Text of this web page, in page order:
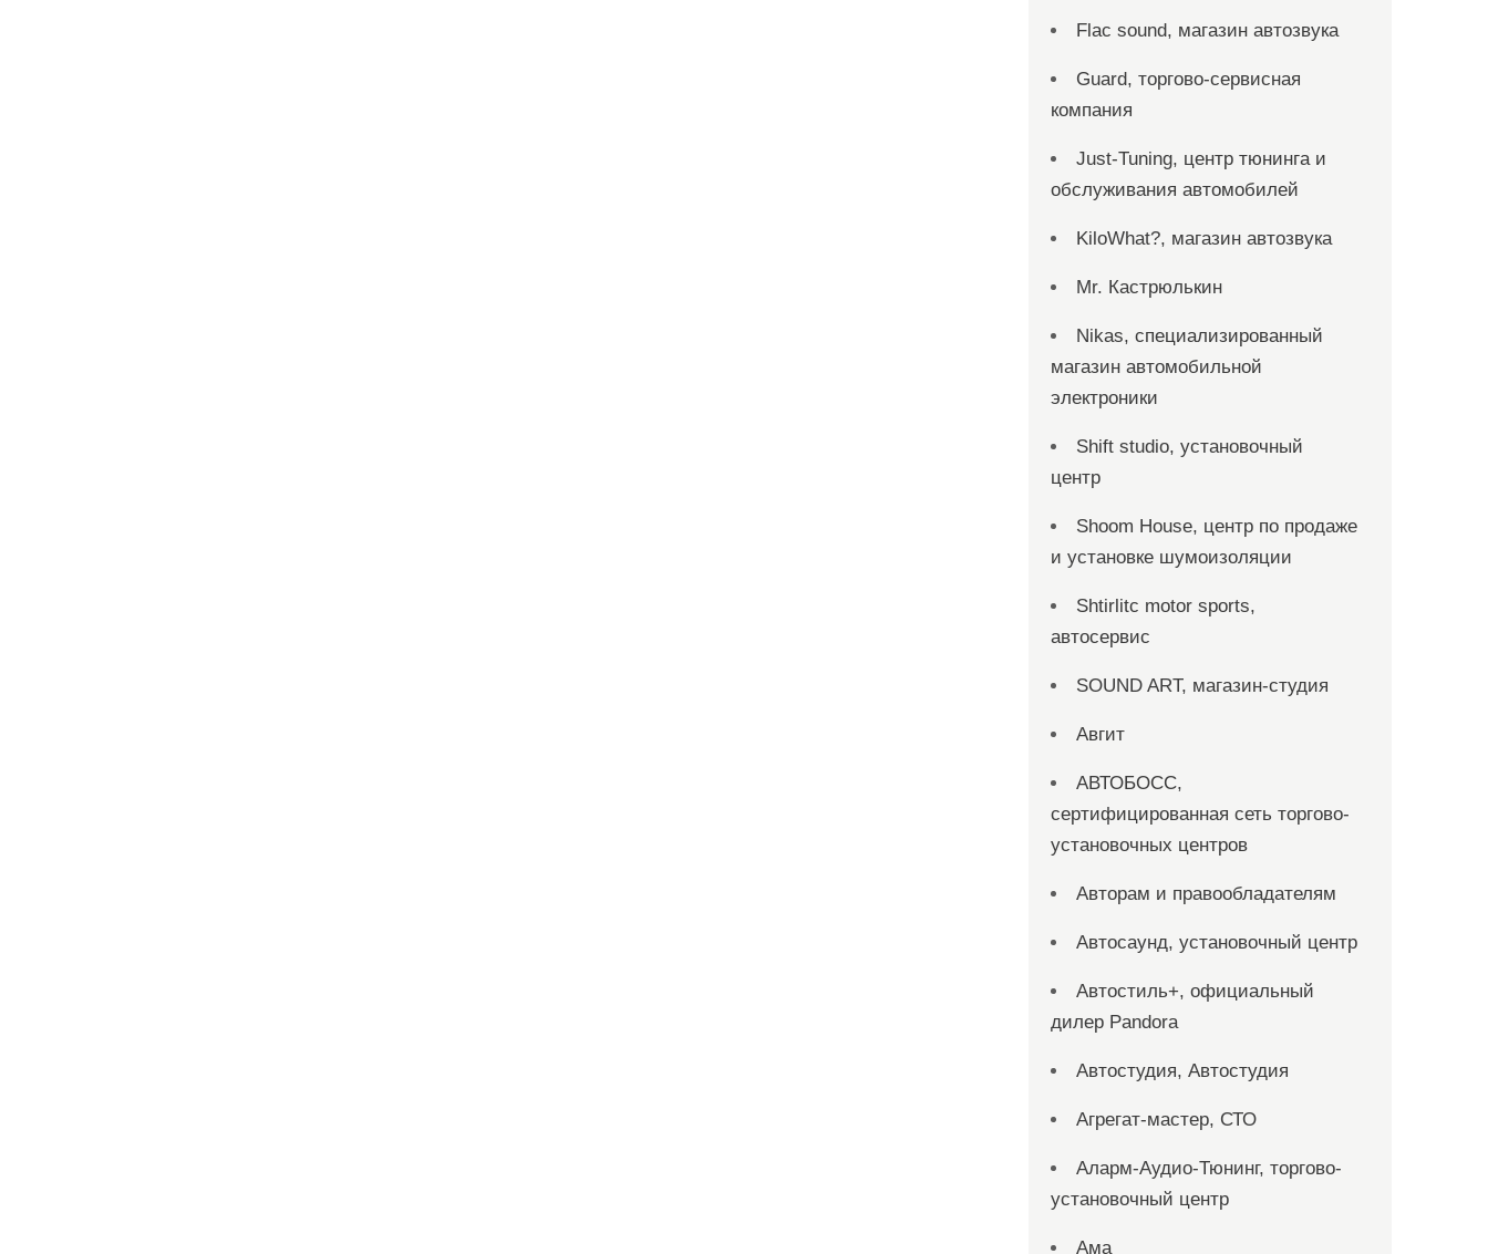
Flac sound, магазин автозвука
Guard, торгово-сервисная
компания
Just-Tuning, центр тюнинга и
обслуживания автомобилей
KiloWhat?, магазин автозвука
Mr. Кастрюлькин
Nikas, специализированный
магазин автомобильной
электроники
Shift studio, установочный
центр
Shoom House, центр по продаже
и установке шумоизоляции
Shtirlitc motor sports,
автосервис
SOUND ART, магазин-студия
Авгит
АВТОБОСС,
сертифицированная сеть торгово-
установочных центров
Авторам и правообладателям
Автосаунд, установочный центр
Автостиль+, официальный
дилер Pandora
Автостудия, Автостудия
Агрегат-мастер, СТО
Аларм-Аудио-Тюнинг, торгово-
установочный центр
Ама